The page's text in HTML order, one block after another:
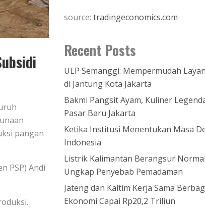
pangan
PSP) Andi
source: tradingeconomics.com
Recent Posts
ULP Semanggi: Mempermudah
di Jantung Kota Jakarta
Bakmi Pangsit Ayam, Kuliner
Pasar Baru Jakarta
Ketika Institusi Menentukan Masa
Indonesia
Listrik Kalimantan Berangsur
Ungkap Penyebab Pemadaman
Jateng dan Kaltim Kerja Sama
Ekonomi Capai Rp20,2 Triliun